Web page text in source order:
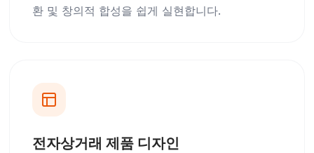
환 및 창의적 합성을 쉽게 실현합니다.
전자상거래 제품 디자인